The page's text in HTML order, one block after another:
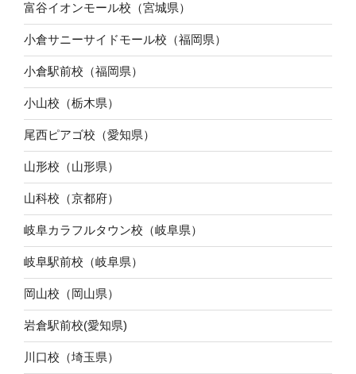
富谷イオンモール校（宮城県）
小倉サニーサイドモール校（福岡県）
小倉駅前校（福岡県）
小山校（栃木県）
尾西ピアゴ校（愛知県）
山形校（山形県）
山科校（京都府）
岐阜カラフルタウン校（岐阜県）
岐阜駅前校（岐阜県）
岡山校（岡山県）
岩倉駅前校(愛知県)
川口校（埼玉県）